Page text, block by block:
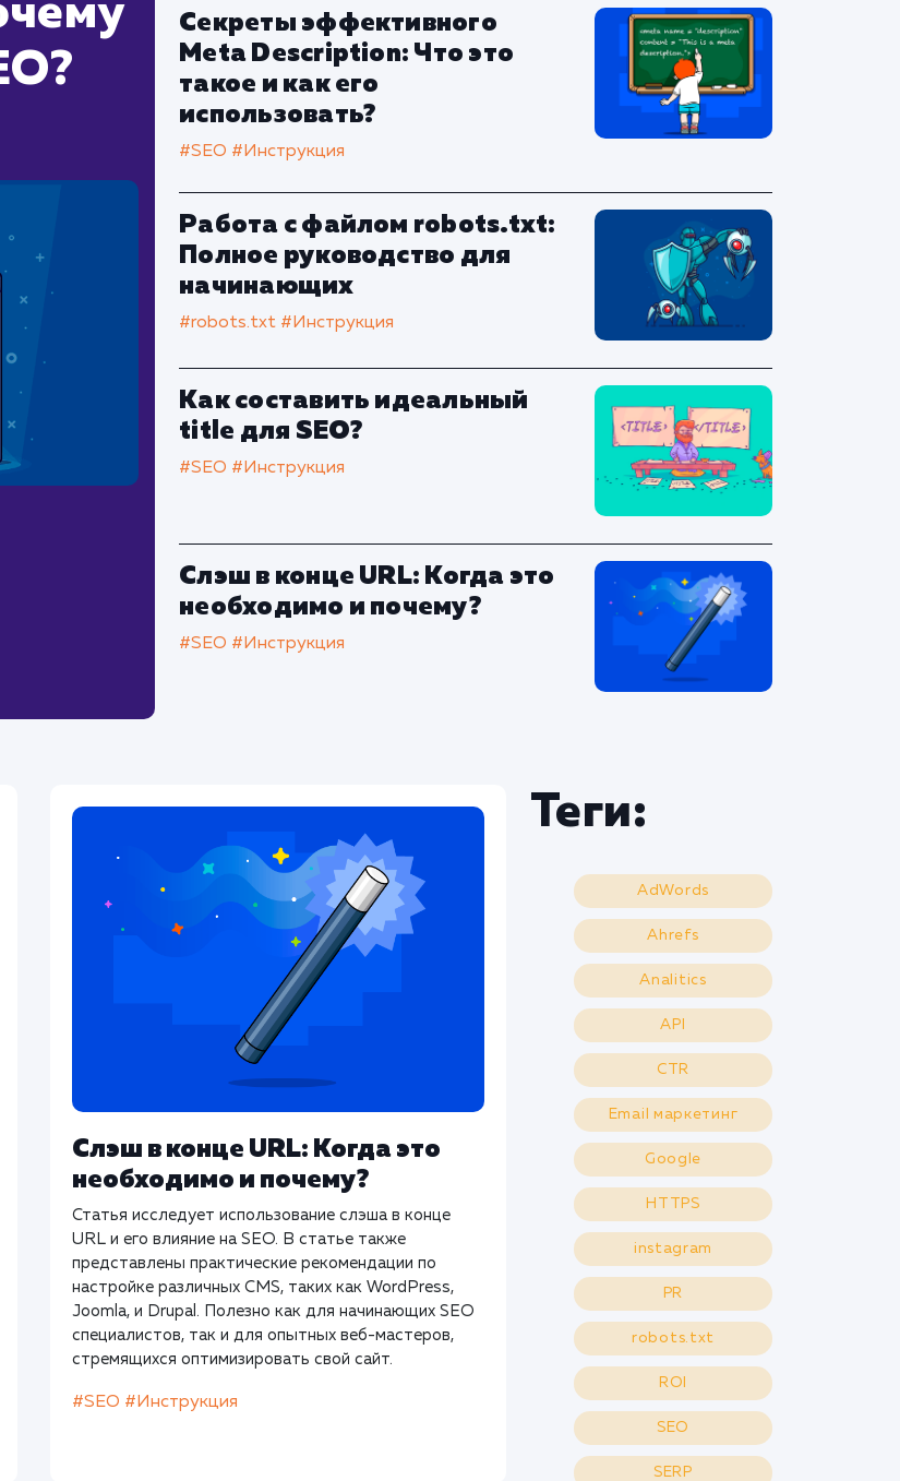
Секреты эффективного
Meta Description: Что это
такое и как его
использовать?
#SEO #Инструкция
Работа с файлом robots.txt:
Полное руководство для
начинающих
#robots.txt #Инструкция
Как составить идеальный
title для SEO?
#SEO #Инструкция
Слэш в конце URL: Когда это
необходимо и почему?
#SEO #Инструкция
Слэш в конце URL: Когда это
необходимо и почему?
Статья исследует использование слэша в конце
URL и его влияние на SEO. В статье также
представлены практические рекомендации по
настройке различных CMS, таких как WordPress,
Joomla, и Drupal. Полезно как для начинающих SEO
специалистов, так и для опытных веб-мастеров,
стремящихся оптимизировать свой сайт.
#SEO #Инструкция
Теги:
AdWords
Ahrefs
Analitics
API
CTR
Email маркетинг
Google
HTTPS
instagram
PR
robots.txt
ROI
SEO
SERP